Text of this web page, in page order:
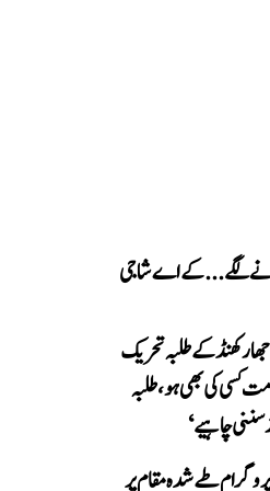
پڑنے لگے...کے اے شاجی
کے طلبہ تحریک
کسی کی بھی ہو، طلبہ
سننی چاہیے‘
طے شدہ مقام پر